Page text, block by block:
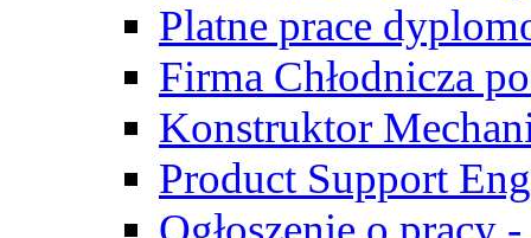
Platne prace
Firma Chłodnicza
Konstruktor
Product Support